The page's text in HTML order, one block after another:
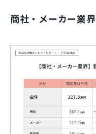
商社・メーカー業界